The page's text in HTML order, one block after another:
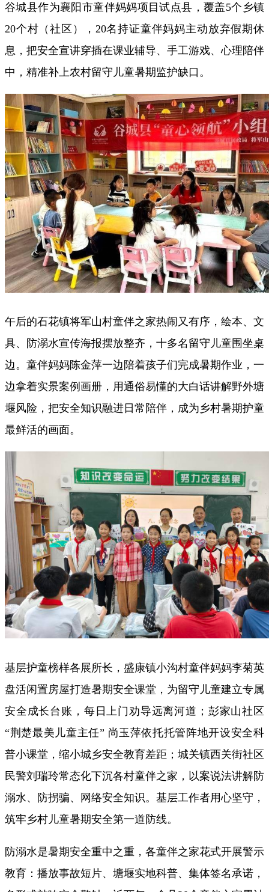
谷城县作为襄阳市童伴妈妈项目试点县，覆盖5个乡镇
20个村（社区），20名持证童伴妈妈主动放弃假期休
息，把安全宣讲穿插在课业辅导、手工游戏、心理陪伴
中，精准补上农村留守儿童暑期监护缺口。
午后的石花镇将军山村童伴之家热闹又有序，绘本、文
具、防溺水宣传海报摆放整齐，十多名留守儿童围坐桌
边。童伴妈妈陈金萍一边陪着孩子们完成暑期作业，一
边拿着实景案例画册，用通俗易懂的大白话讲解野外塘
堰风险，把安全知识融进日常陪伴，成为乡村暑期护童
最鲜活的画面。
基层护童榜样各展所长，盛康镇小沟村童伴妈妈李菊英
盘活闲置房屋打造暑期安全课堂，为留守儿童建立专属
安全成长台账，每日上门劝导远离河道；彭家山社区
“荆楚最美儿童主任” 尚玉萍依托托管阵地开设安全科
普小课堂，缩小城乡安全教育差距；城关镇西关街社区
民警刘瑞玲常态化下沉各村童伴之家，以案说法讲解防
溺水、防拐骗、网络安全知识。基层工作者用心坚守，
筑牢乡村儿童暑期安全第一道防线。
防溺水是暑期安全重中之重，各童伴之家花式开展警示
教育：播放事故短片、塘堰实地科普、集体签名承诺，